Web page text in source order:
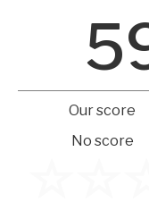
Our score
No score